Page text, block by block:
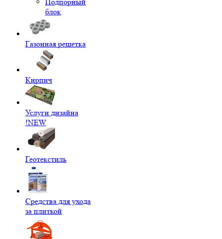
блок
Газонная решетка
Кирпич
Услуги дизайна
!NEW
Геотекстиль
Средства для ухода
за плиткой